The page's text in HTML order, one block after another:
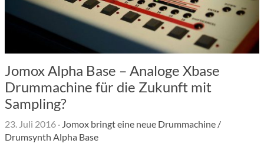
Jomox Alpha Base – Analoge Xbase
Drummachine für die Zukunft mit
Sampling?
23. Juli 2016 · Jomox bringt eine neue Drummachine /
Drumsynth Alpha Base